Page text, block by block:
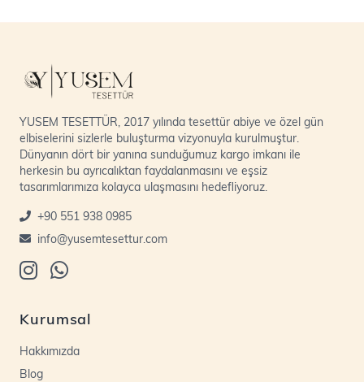
YUSEM TESETTÜR, 2017 yılında tesettür abiye ve özel gün
elbiselerini sizlerle buluşturma vizyonuyla kurulmuştur.
Dünyanın dört bir yanına sunduğumuz kargo imkanı ile
herkesin bu ayrıcalıktan faydalanmasını ve eşsiz
tasarımlarımıza kolayca ulaşmasını hedefliyoruz.
+90 551 938 0985
info@yusemtesettur.com
Kurumsal
Hakkımızda
Blog